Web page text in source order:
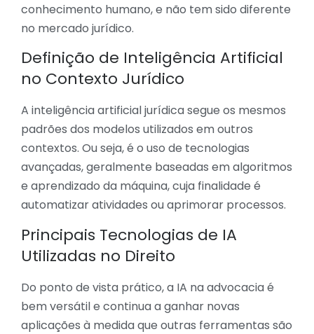
conhecimento humano, e não tem sido diferente
no mercado jurídico.
Definição de Inteligência Artificial
no Contexto Jurídico
A inteligência artificial jurídica segue os mesmos
padrões dos modelos utilizados em outros
contextos. Ou seja, é o uso de tecnologias
avançadas, geralmente baseadas em algoritmos
e aprendizado da máquina, cuja finalidade é
automatizar atividades ou aprimorar processos.
Principais Tecnologias de IA
Utilizadas no Direito
Do ponto de vista prático, a IA na advocacia é
bem versátil e continua a ganhar novas
aplicações à medida que outras ferramentas são